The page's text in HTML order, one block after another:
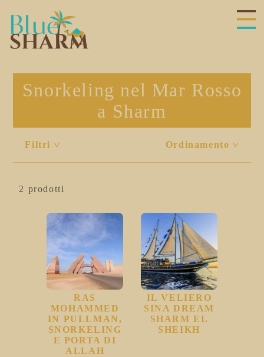
Snorkeling nel Mar Rosso
a Sharm
Filtri < Ordinamento <
2 prodotti
RAS
MOHAMMED
IN PULLMAN,
SNORKELING
E PORTA DI
ALLAH
IL VELIERO
SINA DREAM
SHARM EL
SHEIKH